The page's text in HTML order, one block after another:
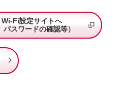
Fi設定サイトへ
パスワードの確認等）
